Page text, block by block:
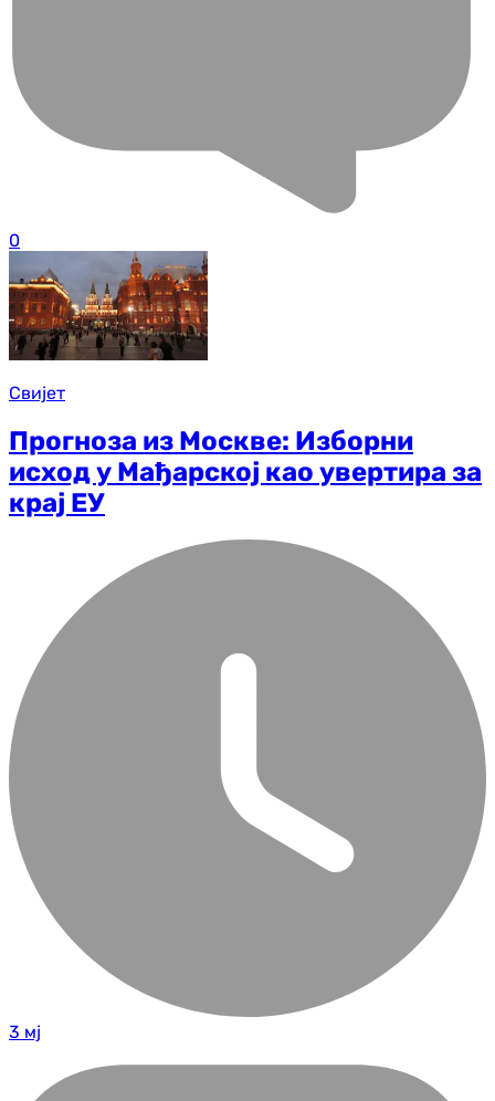
0
Свијет
Прогноза из Москве: Изборни
исход у Мађарској као увертира за
крај ЕУ
3 мј